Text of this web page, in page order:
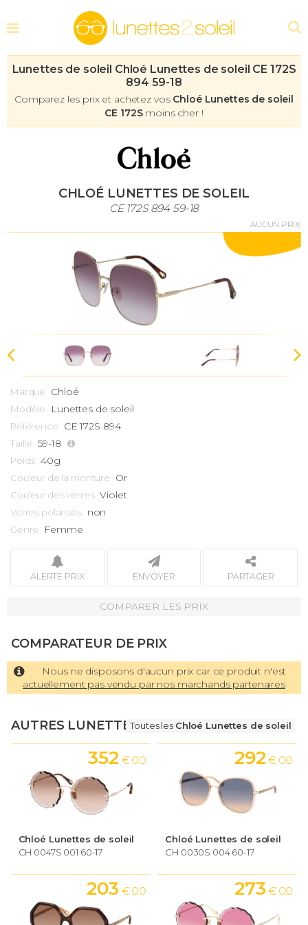
Lunettes de soleil Chloé Lunettes de soleil CE 172S
894 59-18
Comparez les prix et achetez vos Chloé Lunettes de soleil
CE 172S moins cher !
CHLOÉ LUNETTES DE SOLEIL
CE 172S 894 59-18
AUCUN PRIX
-
Marque Chloé
Modèle Lunettes de soleil
Référence CE 172S 894
Taille 59-18
Poids 40g
Couleur de la monture Or
Couleur des verres Violet
Verres polarisés non
Genre Femme
ALERTE PRIX ENVOYER PARTAGER
COMPARER LES PRIX
COMPARATEUR DE PRIX
Nous ne disposons d'aucun prix car ce produit n'est
actuellement pas vendu par nos marchands partenaires
AUTRES LUNETTESToutes les Chloé Lunettes de soleil
Chloé Lunettes de soleil
CH 0047S 001 60-17
352 € 00
Chloé Lunettes de soleil
CH 0030S 004 60-17
292 € 00
203 € 00 273 € 00